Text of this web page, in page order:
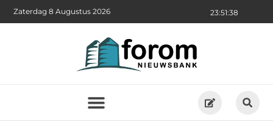
23:51:38
Zaterdag 8 Augustus 2026